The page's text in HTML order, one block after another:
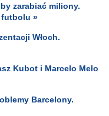
zarabiać miliony.
futbolu »
Włoch.
Kubot i Marcelo Melo
Barcelony.